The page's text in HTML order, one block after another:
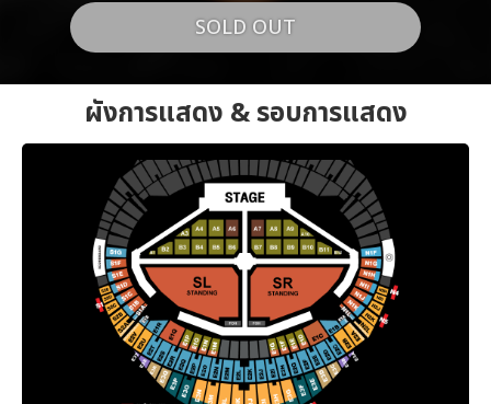
SOLD OUT
ผังการแสดง & รอบการแสดง